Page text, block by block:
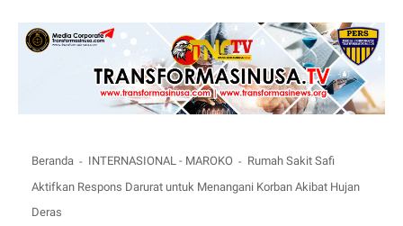
Beranda INTERNASIONAL - MAROKO
Rumah Sakit Safi
Aktifkan Respons Darurat untuk Menangani Korban Akibat Hujan
Deras